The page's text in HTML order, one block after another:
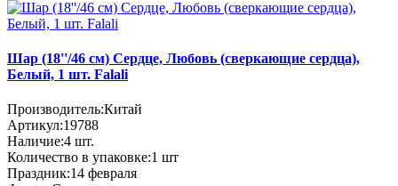
Шар (18''/46 см) Сердце, Любовь (сверкающие сердца),
Белый, 1 шт. Falali
Производитель:Китай
Артикул:19788
Наличие:4 шт.
Количество в упаковке:1 шт
Праздник:14 февраля